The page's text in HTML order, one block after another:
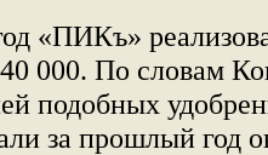
«ПИКъ»
000. По словам
подобных
за прошлый год